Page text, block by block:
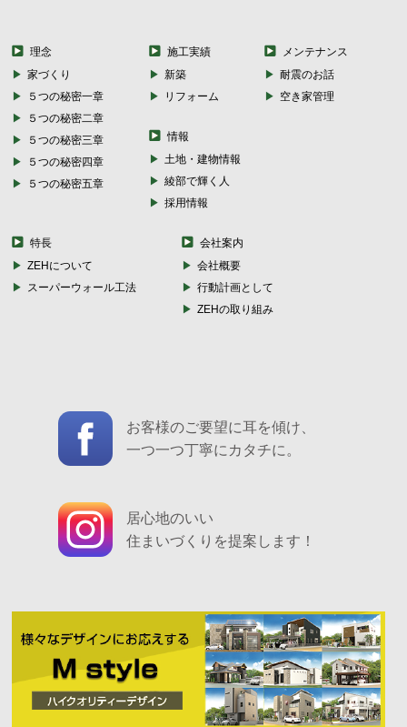
理念
家づくり
５つの秘密一章
５つの秘密二章
５つの秘密三章
５つの秘密四章
５つの秘密五章
施工実績
新築
リフォーム
メンテナンス
耐震のお話
空き家管理
情報
土地・建物情報
綾部で輝く人
採用情報
特長
ZEHについて
スーパーウォール工法
会社案内
会社概要
行動計画として
ZEHの取り組み
お客様のご要望に耳を傾け、
一つ一つ丁寧にカタチに。
居心地のいい
住まいづくりを提案します！